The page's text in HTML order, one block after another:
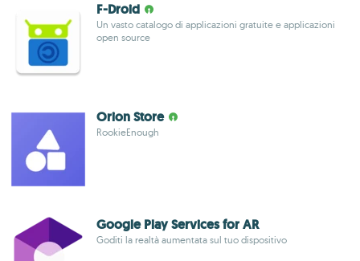
F-Droid
Un vasto catalogo di applicazioni gratuite e applicazioni
open source
Orion Store
RookieEnough
Google Play Services for AR
Goditi la realtà aumentata sul tuo dispositivo